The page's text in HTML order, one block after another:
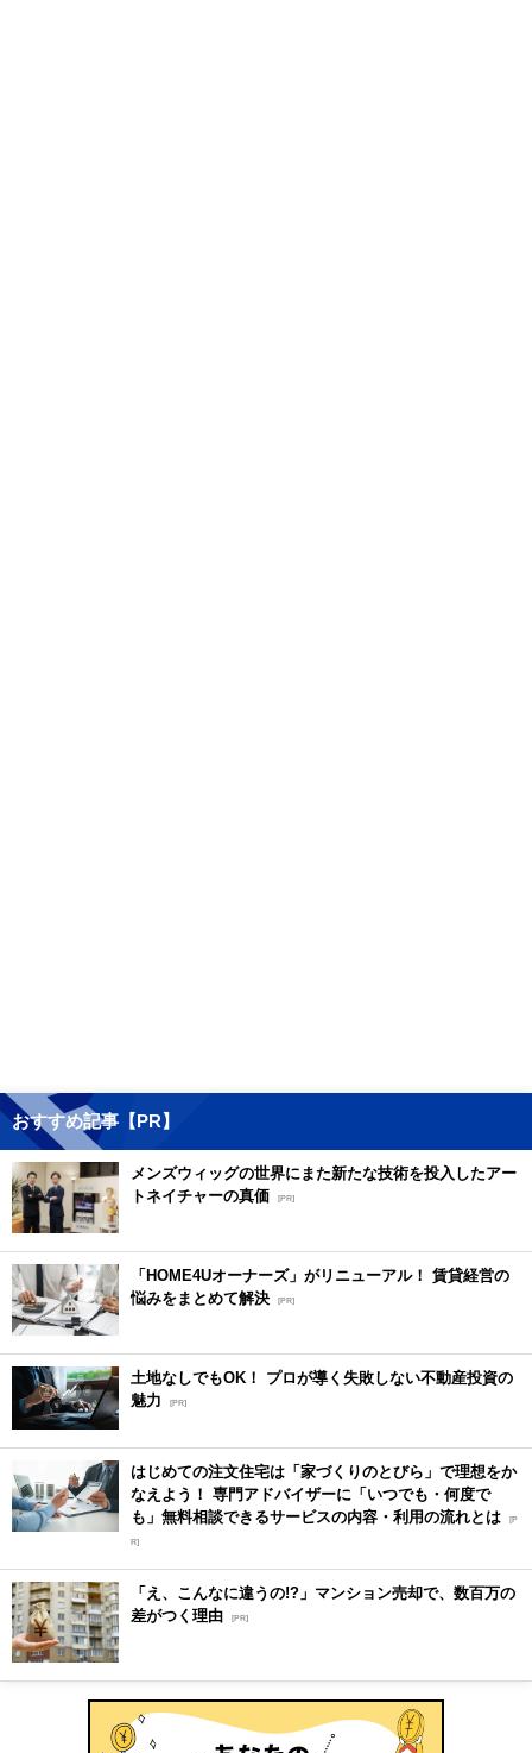
おすすめ記事【PR】
メンズウィッグの世界にまた新たな技術を投入したアー
トネイチャーの真価 [PR]
「HOME4Uオーナーズ」がリニューアル！ 賃貸経営の
悩みをまとめて解決 [PR]
土地なしでもOK！ プロが導く失敗しない不動産投資の
魅力
[PR]
はじめての注文住宅は「家づくりのとびら」で理想をか
なえよう！ 専門アドバイザーに「いつでも・何度で
も」無料相談できるサービスの内容・利用の流れとは [P
R]
「え、こんなに違うの!?」マンション売却で、数百万の
差がつく理由 [PR]